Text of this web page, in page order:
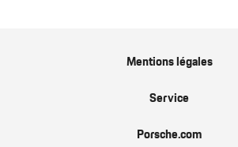
Mentions légales
Service
Porsche.com